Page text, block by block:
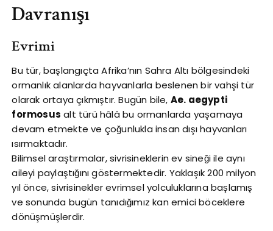
Davranışı
Evrimi
Bu tür, başlangıçta Afrika’nın Sahra Altı bölgesindeki
ormanlık alanlarda hayvanlarla beslenen bir vahşi tür
olarak ortaya çıkmıştır. Bugün bile, Ae. aegypti
formosus alt türü hâlâ bu ormanlarda yaşamaya
devam etmekte ve çoğunlukla insan dışı hayvanları
ısırmaktadır.
Bilimsel araştırmalar, sivrisineklerin ev sineği ile aynı
aileyi paylaştığını göstermektedir. Yaklaşık 200 milyon
yıl önce, sivrisinekler evrimsel yolculuklarına başlamış
ve sonunda bugün tanıdığımız kan emici böceklere
dönüşmüşlerdir.